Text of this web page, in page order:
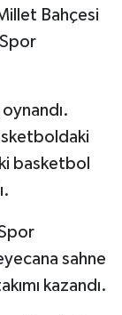
Bahçesi
oynandı.
basketbol
sahne
kazandı.